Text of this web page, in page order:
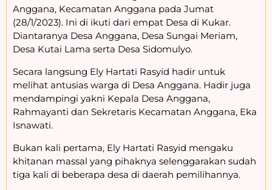
Anggana, Kecamatan Anggana pada Jumat
(28/1/2023). Ini di ikuti dari empat Desa di Kukar.
Diantaranya Desa Anggana, Desa Sungai Meriam,
Desa Kutai Lama serta Desa Sidomulyo.
Secara langsung Ely Hartati Rasyid hadir untuk
melihat antusias warga di Desa Anggana. Hadir juga
mendampingi yakni Kepala Desa Anggana,
Rahmayanti dan Sekretaris Kecamatan Anggana, Eka
Isnawati.
Bukan kali pertama, Ely Hartati Rasyid mengaku
khitanan massal yang pihaknya selenggarakan sudah
tiga kali di beberapa desa di daerah pemilihannya.